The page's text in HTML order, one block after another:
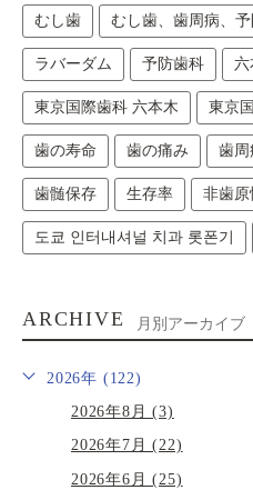
むし歯 むし歯、歯周病、
ラバーダム 予防歯科 六
東京国際歯科 六本木 東京
歯の寿命 歯の痛み 歯周
歯髄保存 生存率 非歯原
도쿄 인터내셔널 치과 롯폰기
ARCHIVE 月別アーカイブ
2026年 (122)
2026年8月 (3)
2026年7月 (22)
2026年6月 (25)